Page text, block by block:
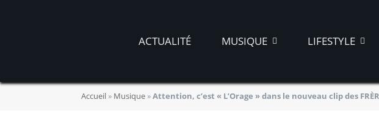
ACTUALITÉ MUSIQUE LIFESTYLE
Accueil » Musique »Attention, c’est « L’Orage » dans le nouveau clip des